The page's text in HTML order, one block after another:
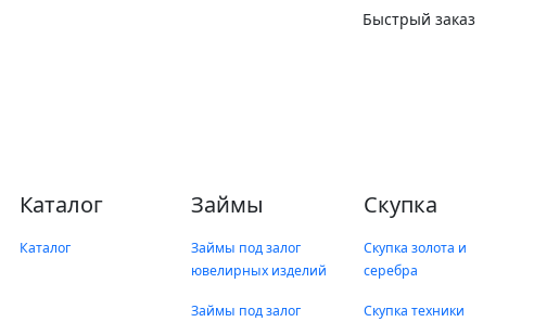
Быстрый заказ
Каталог
Каталог
Займы
Займы под залог
ювелирных изделий
Займы под залог
Скупка
Скупка золота и
серебра
Скупка техники